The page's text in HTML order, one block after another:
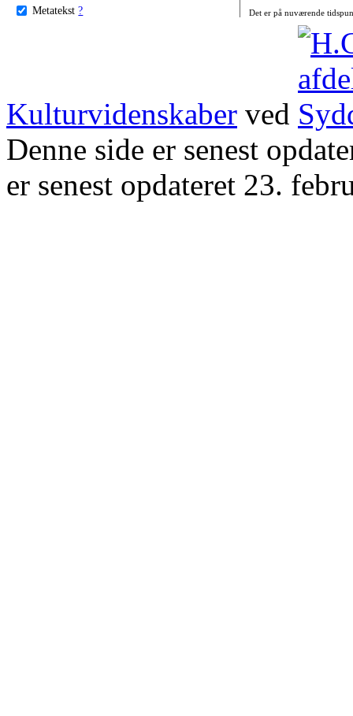
Metatekst ?
Det er på nuværende
Kulturvidenskaber ved
Denne side er senest
er senest opdateret 23.